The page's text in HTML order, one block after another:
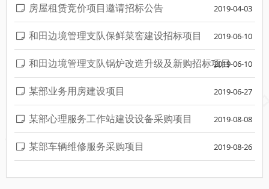
房屋租赁竞价项目邀请招标公告 2019-04-03
和田边境管理支队保鲜菜窖建设招标项目 2019-06-10
和田边境管理支队锅炉改造升级及新购招标项目2019-06-10
某部业务用房建设项目 2019-06-27
某部心理服务工作站建设设备采购项目 2019-08-08
某部车辆维修服务采购项目 2019-08-26